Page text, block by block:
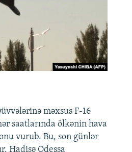
məxsus F-16
saatlarında ölkənin hava
vurub. Bu, son günlər
Hadisə Odessa